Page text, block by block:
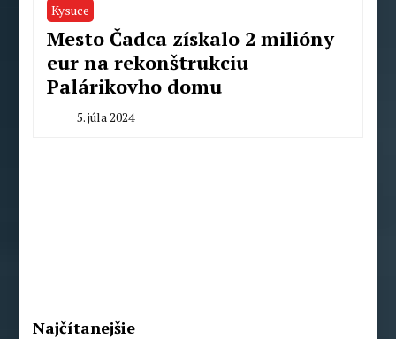
Kysuce
Mesto Čadca získalo 2 milióny
eur na rekonštrukciu
Palárikovho domu
5. júla 2024
Najčítanejšie